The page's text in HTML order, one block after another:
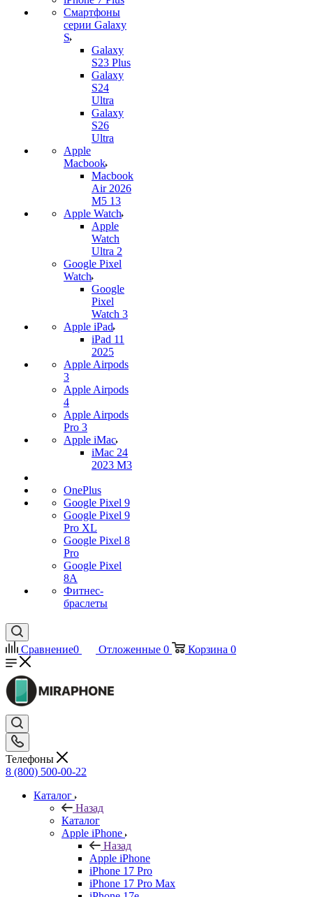
Смартфоны
серии Galaxy
S
Galaxy
S23 Plus
Galaxy
S24
Ultra
Galaxy
S26
Ultra
Apple
Macbook
Macbook
Air 2026
M5 13
Apple Watch
Apple
Watch
Ultra 2
Google Pixel
Watch
Google
Pixel
Watch 3
Apple iPad
iPad 11
2025
Apple Airpods
3
Apple Airpods
4
Apple Airpods
Pro 3
Apple iMac
iMac 24
2023 M3
OnePlus
Google Pixel 9
Google Pixel 9
Pro XL
Google Pixel 8
Pro
Google Pixel
8A
Фитнес-
браслеты
Сравнение0 Отложенные 0 Корзина 0
Телефоны
8 (800) 500-00-22
Каталог
Назад
Каталог
Apple iPhone
Назад
Apple iPhone
iPhone 17 Pro
iPhone 17 Pro Max